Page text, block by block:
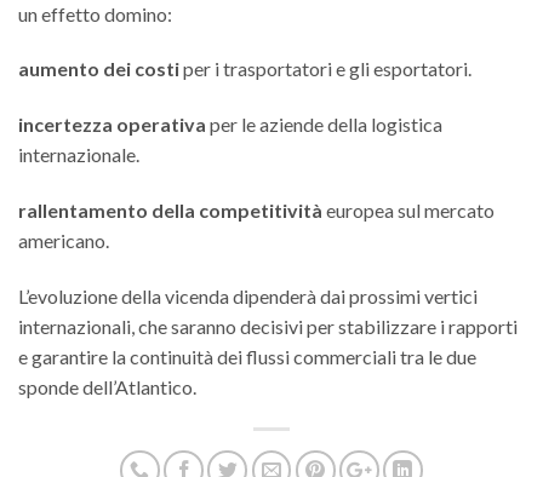
un effetto domino:
aumento dei costiper i trasportatori e gli esportatori.
incertezza operativa per le aziende della logistica
internazionale.
rallentamento della competitività europea sul mercato
americano.
L’evoluzione della vicenda dipenderà dai prossimi vertici
internazionali, che saranno decisivi per stabilizzare i rapporti
e garantire la continuità dei flussi commerciali tra le due
sponde dell’Atlantico.